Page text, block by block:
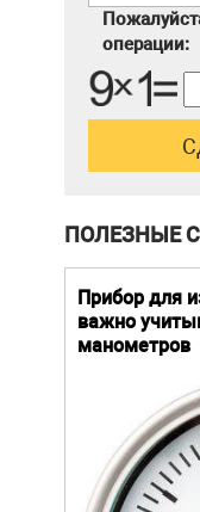
операции:
ПОЛЕЗНЫЕ
Прибор для
важно
манометров